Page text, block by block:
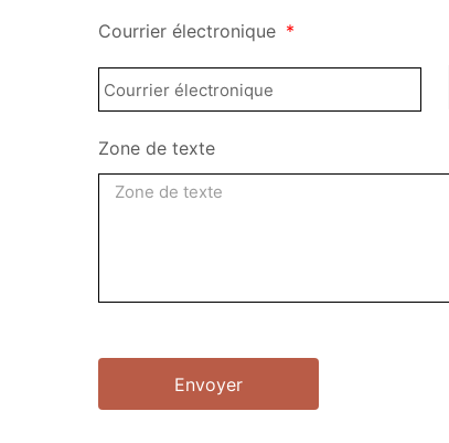
Courrier électronique
Zone de texte
Envoyer